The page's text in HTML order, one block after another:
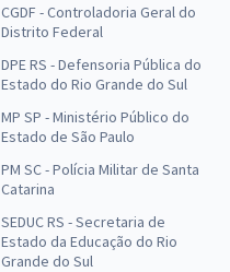
CGDF - Controladoria Geral do
Distrito Federal
DPE RS - Defensoria Pública do
Estado do Rio Grande do Sul
MP SP - Ministério Público do
Estado de São Paulo
PM SC - Polícia Militar de Santa
Catarina
SEDUC RS - Secretaria de
Estado da Educação do Rio
Grande do Sul